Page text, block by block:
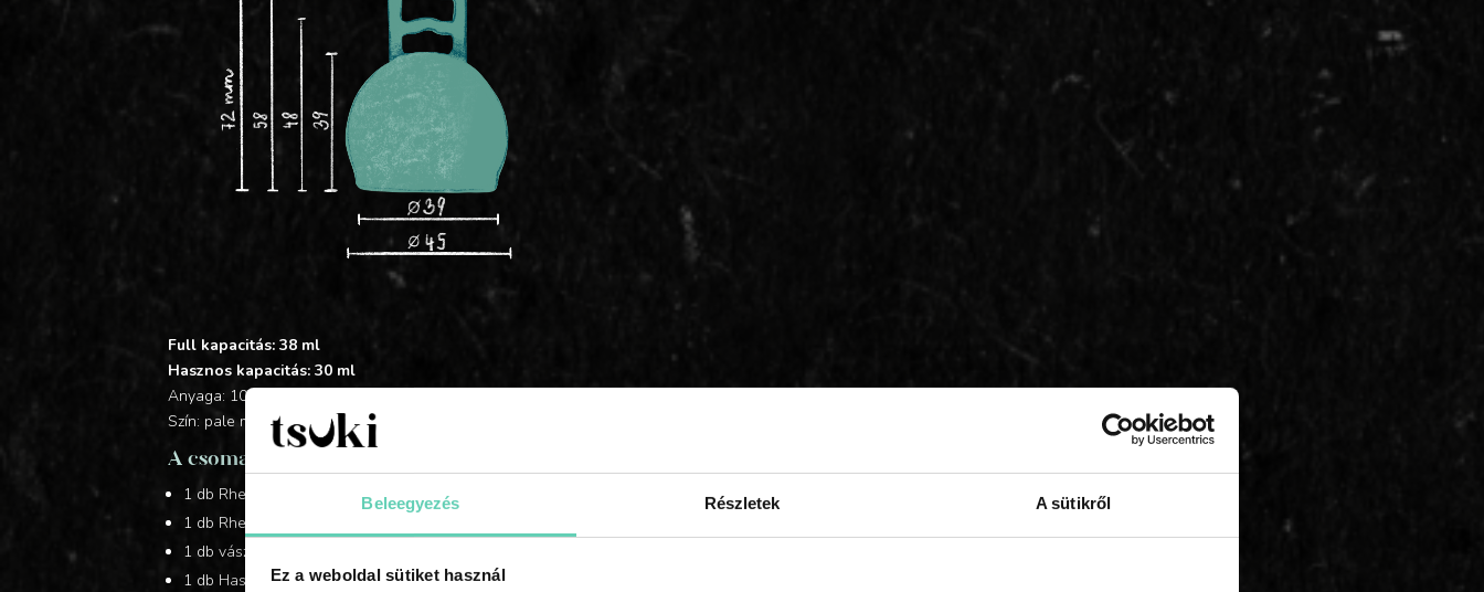
Beleegyezés Részletek A sütikről
Ez a weboldal sütiket használ
Full kapacitás: 38 ml
Hasznos kapacitás: 30 ml
Anyaga: 100% orvosi szilikon
Szín: pale mint-green
A csomag tartalma:
1 db Rhea α menstruációs kehely /orvosi minőségű szilikon/
1 db Rhea μ sterilizáló pohár /orvosi minőségű szilikon/
1 db vászontáska
1 db Használati útmutató